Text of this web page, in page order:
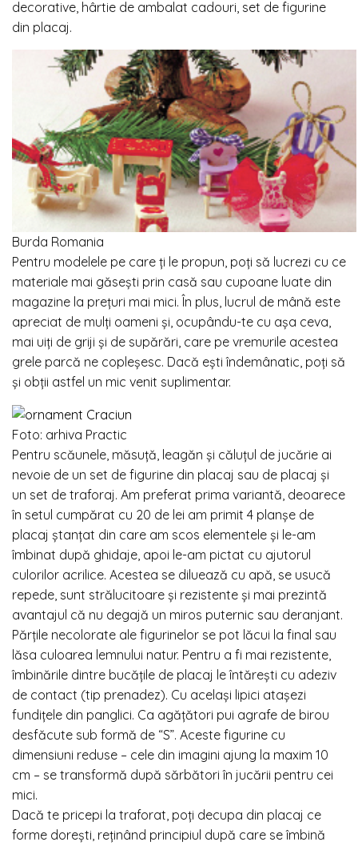
decorative, hârtie de ambalat cadouri, set de figurine
din placaj.
Burda Romania
Pentru modelele pe care ți le propun, poți să lucrezi cu ce
materiale mai găsești prin casă sau cupoane luate din
magazine la prețuri mai mici. În plus, lucrul de mână este
apreciat de mulți oameni și, ocupându-te cu așa ceva,
mai uiți de griji și de supărări, care pe vremurile acestea
grele parcă ne copleșesc. Dacă ești îndemânatic, poți să
și obții astfel un mic venit suplimentar.
Foto: arhiva Practic
Pentru scăunele, măsuță, leagăn și căluțul de jucărie ai
nevoie de un set de figurine din placaj sau de placaj și
un set de traforaj. Am preferat prima variantă, deoarece
în setul cumpărat cu 20 de lei am primit 4 planșe de
placaj ștanțat din care am scos elementele și le-am
îmbinat după ghidaje, apoi le-am pictat cu ajutorul
culorilor acrilice. Acestea se diluează cu apă, se usucă
repede, sunt strălucitoare și rezistente și mai prezintă
avantajul că nu degajă un miros puternic sau deranjant.
Părțile necolorate ale figurinelor se pot lăcui la final sau
lăsa culoarea lemnului natur. Pentru a fi mai rezistente,
îmbinările dintre bucățile de placaj le întărești cu adeziv
de contact (tip prenadez). Cu același lipici atașezi
fundițele din panglici. Ca agățători pui agrafe de birou
desfăcute sub formă de “S”. Aceste figurine cu
dimensiuni reduse – cele din imagini ajung la maxim 10
cm – se transformă după sărbători în jucării pentru cei
mici.
Dacă te pricepi la traforat, poți decupa din placaj ce
forme dorești, reținând principiul după care se îmbină